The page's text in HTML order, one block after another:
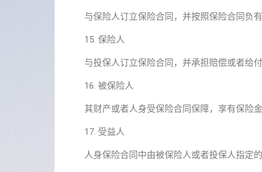
与保险人订立保险合同，并按照保险合同负
15. 保险人
与投保人订立保险合同，并承担赔偿或者给
16. 被保险人
其财产或者人身受保险合同保障，享有保险金
17. 受益人
人身保险合同中由被保险人或者投保人指定